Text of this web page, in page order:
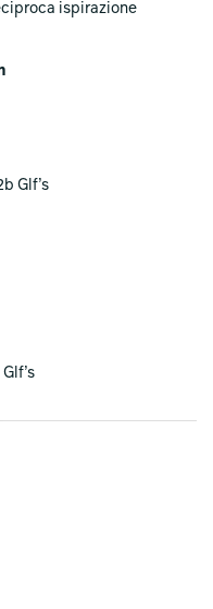
ispirazione
Glf’s